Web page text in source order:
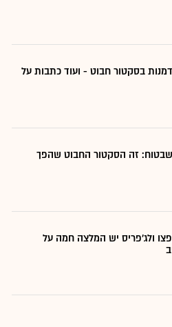
בסקטור חבוט - ועוד כתבות על
זה הסקטור החבוט שהפך
ולג'פריס יש המלצה חמה על